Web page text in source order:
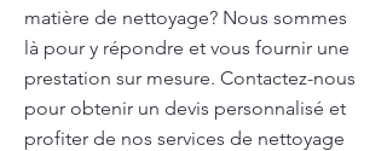
matière de nettoyage? Nous sommes
là pour y répondre et vous fournir une
prestation sur mesure. Contactez-nous
pour obtenir un devis personnalisé et
profiter de nos services de nettoyage